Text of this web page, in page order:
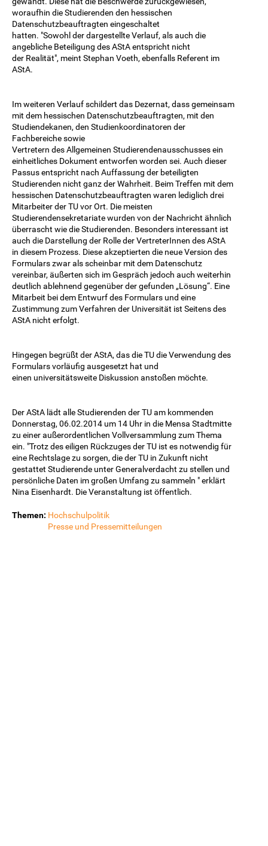
woraufhin die Studierenden den hessischen
Datenschutzbeauftragten eingeschaltet
hatten. "Sowohl der dargestellte Verlauf, als auch die
angebliche Beteiligung des AStA entspricht nicht
der Realität", meint Stephan Voeth, ebenfalls Referent im
AStA.
Im weiteren Verlauf schildert das Dezernat, dass gemeinsam
mit dem hessischen Datenschutzbeauftragten, mit den
Studiendekanen, den Studienkoordinatoren der
Fachbereiche sowie
Vertretern des Allgemeinen Studierendenausschusses ein
einheitliches Dokument entworfen worden sei. Auch dieser
Passus entspricht nach Auffassung der beteiligten
Studierenden nicht ganz der Wahrheit. Beim Treffen mit dem
hessischen Datenschutzbeauftragten waren lediglich drei
Mitarbeiter der TU vor Ort. Die meisten
Studierendensekretariate wurden von der Nachricht ähnlich
überrascht wie die Studierenden. Besonders interessant ist
auch die Darstellung der Rolle der VertreterInnen des AStA
in diesem Prozess. Diese akzeptierten die neue Version des
Formulars zwar als scheinbar mit dem Datenschutz
vereinbar, äußerten sich im Gespräch jedoch auch weiterhin
deutlich ablehnend gegenüber der gefunden „Lösung“. Eine
Mitarbeit bei dem Entwurf des Formulars und eine
Zustimmung zum Verfahren der Universität ist Seitens des
AStA nicht erfolgt.
Hingegen begrüßt der AStA, das die TU die Verwendung des
Formulars vorläufig ausgesetzt hat und
einen universitätsweite Diskussion anstoßen möchte.
Der AStA lädt alle Studierenden der TU am kommenden
Donnerstag, 06.02.2014 um 14 Uhr in die Mensa Stadtmitte
zu einer außerordentlichen Vollversammlung zum Thema
ein. "Trotz des eiligen Rückzuges der TU ist es notwendig für
eine Rechtslage zu sorgen, die der TU in Zukunft nicht
gestattet Studierende unter Generalverdacht zu stellen und
persönliche Daten im großen Umfang zu sammeln " erklärt
Nina Eisenhardt. Die Veranstaltung ist öffentlich.
Themen: Hochschulpolitik
Presse und Pressemitteilungen